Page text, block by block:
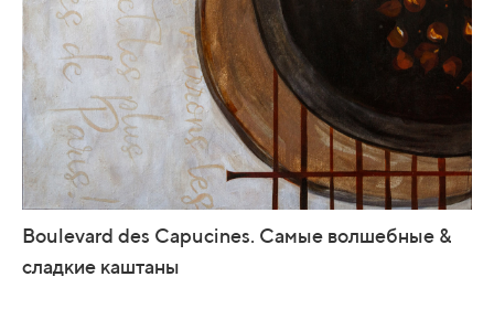
Boulevard des Capucines. Самые волшебные &
сладкие каштаны